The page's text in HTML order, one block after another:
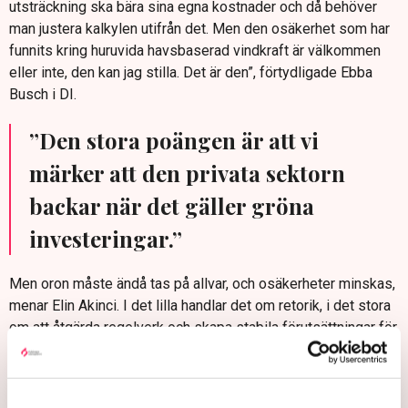
utsträckning ska bära sina egna kostnader och då behöver
man justera kalkylen utifrån det. Men den osäkerhet som har
funnits kring huruvida havsbaserad vindkraft är välkommen
eller inte, den kan jag stilla. Det är den”, förtydligade Ebba
Busch i DI.
”Den stora poängen är att vi
märker att den privata sektorn
backar när det gäller gröna
investeringar.”
Men oron måste ändå tas på allvar, och osäkerheter minskas,
menar Elin Akinci. I det lilla handlar det om retorik, i det stora
om att åtgärda regelverk och skapa stabila förutsättningar för
alla typer av energiinvesteringar, menar Elin Akinci.
– Den stora poängen är att vi märker att den privata sektorn